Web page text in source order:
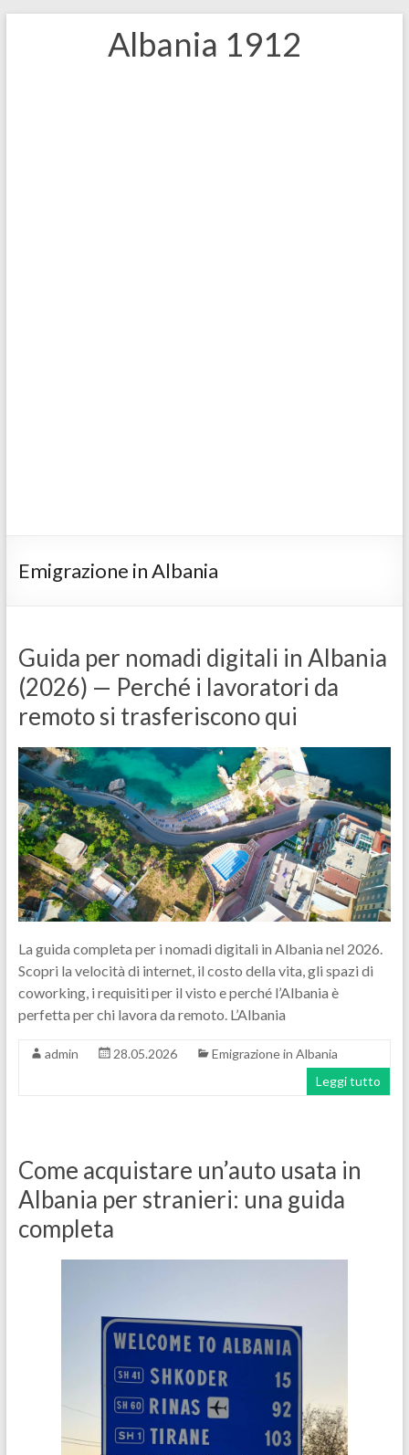
Albania 1912
Emigrazione in Albania
Guida per nomadi digitali in Albania
(2026) — Perché i lavoratori da
remoto si trasferiscono qui
La guida completa per i nomadi digitali in Albania nel 2026.
Scopri la velocità di internet, il costo della vita, gli spazi di
coworking, i requisiti per il visto e perché l’Albania è
perfetta per chi lavora da remoto. L’Albania
admin 28.05.2026
Emigrazione in Albania
Leggi tutto
Come acquistare un’auto usata in
Albania per stranieri: una guida
completa